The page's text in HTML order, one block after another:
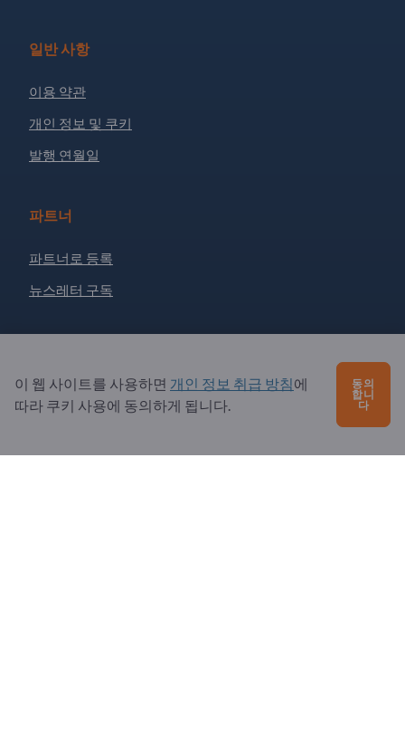
일반 사항
이용 약관
개인 정보 및 쿠키
발행 연월일
파트너
파트너로 등록
뉴스레터 구독
자주 묻는 질문
소개
이 웹 사이트를 사용하면 개인 정보 취급 방침에
따라 쿠키 사용에 동의하게 됩니다.
동의
합니
다